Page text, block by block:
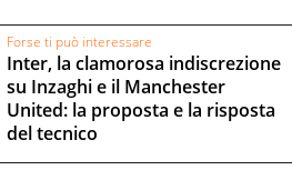
Forse ti può interessare
Inter, la clamorosa indiscrezione
su Inzaghi e il Manchester
United: la proposta e la risposta
del tecnico